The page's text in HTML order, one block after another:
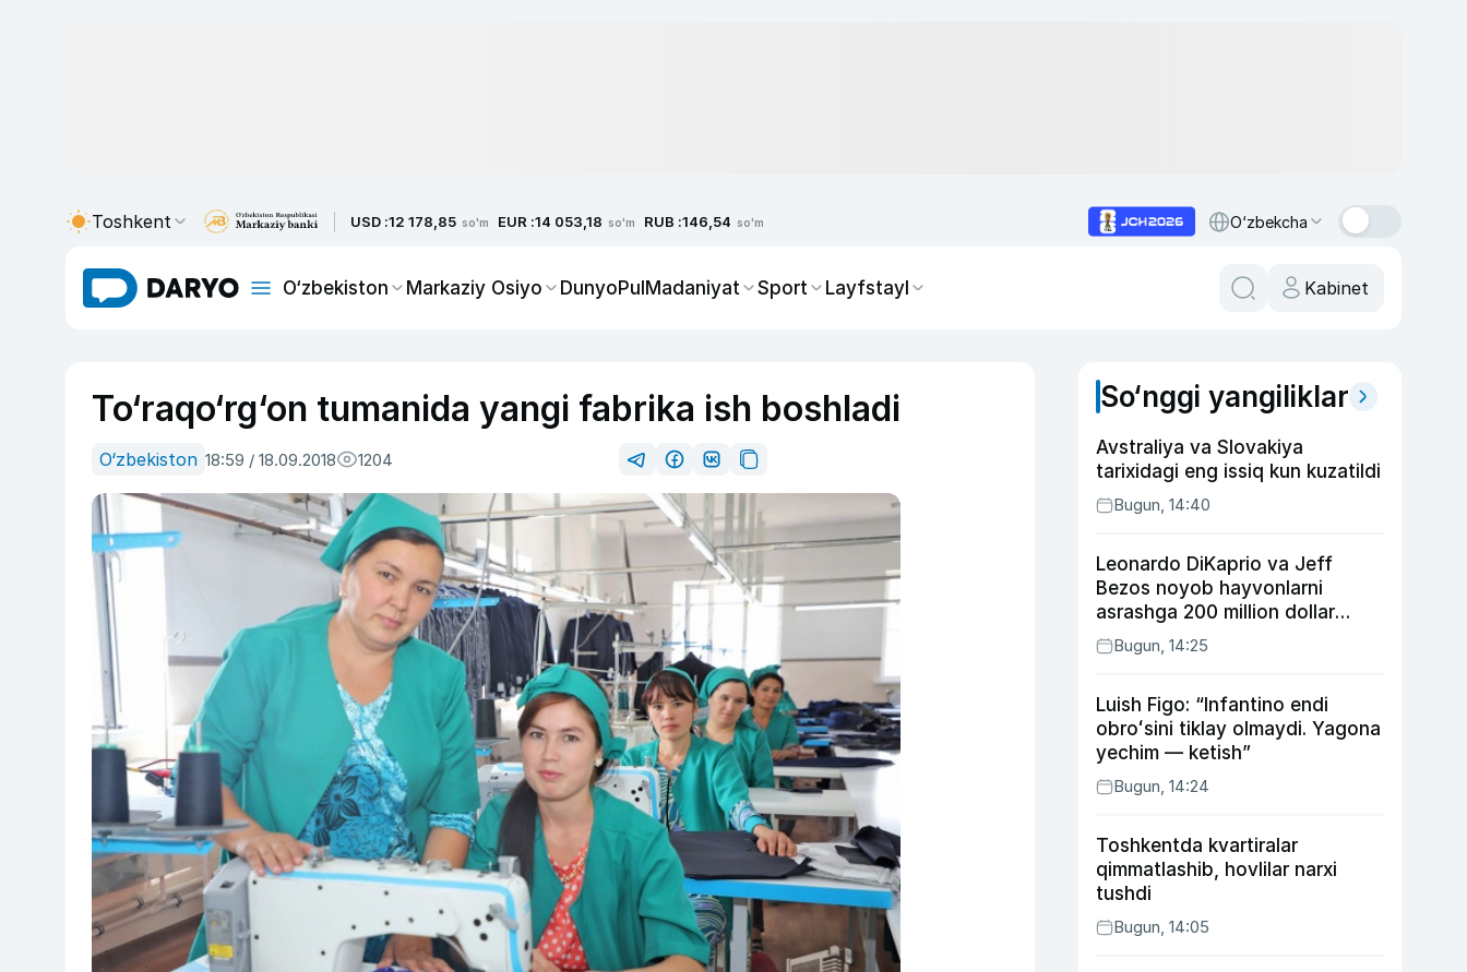
Toshkent USD :12 178,85 so'm EUR :14 053,18 so'm RUB :146,54 so'm O‘zbekcha
O‘zbekiston Markaziy Osiyo DunyoPulMadaniyat Sport Layfstayl Kabinet
To‘raqo‘rg‘on tumanida yangi fabrika ish boshladi
O‘zbekiston 18:59 / 18.09.2018 1204
So‘nggi yangiliklar
Avstraliya va Slovakiya
tarixidagi eng issiq kun kuzatildi
Bugun, 14:40
Leonardo DiKaprio va Jeff
Bezos noyob hayvonlarni
asrashga 200 million dollar
ajratdi
Bugun, 14:25
Luish Figo: “Infantino endi
obroʻsini tiklay olmaydi. Yagona
yechim — ketish”
Bugun, 14:24
Toshkentda kvartiralar
qimmatlashib, hovlilar narxi
tushdi
Bugun, 14:05